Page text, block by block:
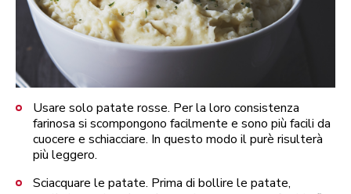
Usare solo patate rosse. Per la loro consistenza
farinosa si scompongono facilmente e sono più facili da
cuocere e schiacciare. In questo modo il purè risulterà
più leggero.
Sciacquare le patate. Prima di bollire le patate,